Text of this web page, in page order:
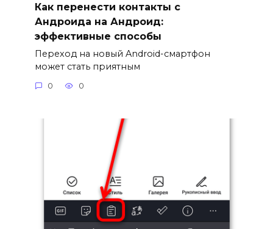
Как перенести контакты с
Андроида на Андроид:
эффективные способы
Переход на новый Android-смартфон
может стать приятным
0 0